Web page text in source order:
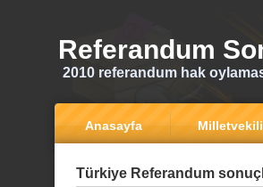
Referandum
2010 referandum hak
Anasayfa Milletvekili
Türkiye Referandum